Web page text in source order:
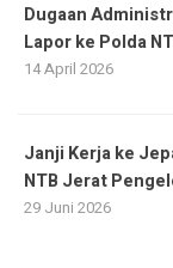
Dugaan
Lapor ke Polda
14 April 2026
Janji Kerja ke
NTB Jerat
29 Juni 2026